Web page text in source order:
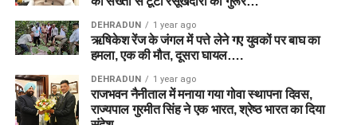
DEHRADUN 1 year ago
ऋषिकेश रेंज के जंगल में पत्ते लेने गए युवकों पर बाघ का
हमला, एक की मौत, दूसरा घायल….
DEHRADUN 1 year ago
राजभवन नैनीताल में मनाया गया गोवा स्थापना दिवस,
राज्यपाल गुरमीत सिंह ने एक भारत, श्रेष्ठ भारत का दिया